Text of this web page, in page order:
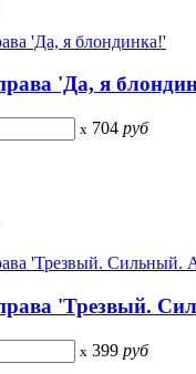
'Да, я
x 704 руб
'Трезвый.
x 399 руб